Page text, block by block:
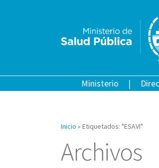
Ministerio
Inicio » Etiquetados: "ESAVI"
Archivos